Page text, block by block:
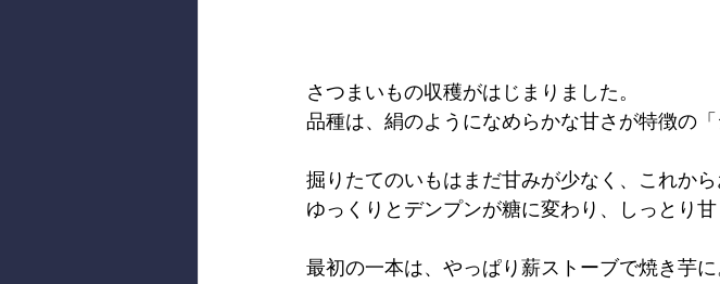
さつまいもの収穫がはじまりました。
品種は、絹のようになめらかな甘さが特徴の「
掘りたてのいもはまだ甘みが少なく、これから
ゆっくりとデンプンが糖に変わり、しっとり甘
最初の一本は、やっぱり薪ストーブで焼き芋に